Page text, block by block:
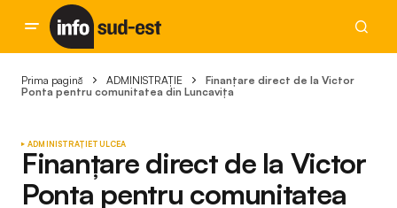
Prima pagină ADMINISTRAȚIE
Finanțare direct de la Victor
Ponta pentru comunitatea din Luncavița
ADMINISTRAȚIETULCEA
Finanțare direct de la Victor
Ponta pentru comunitatea